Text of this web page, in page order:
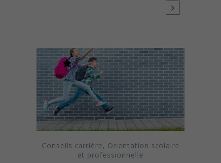
Conseils carrière, Orientation scolaire
et professionnelle